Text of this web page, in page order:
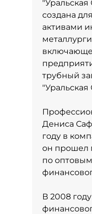
"Уральская
создана
активами
трубный
"Уральская
Дениса
году в
он прошел
по
В 2008